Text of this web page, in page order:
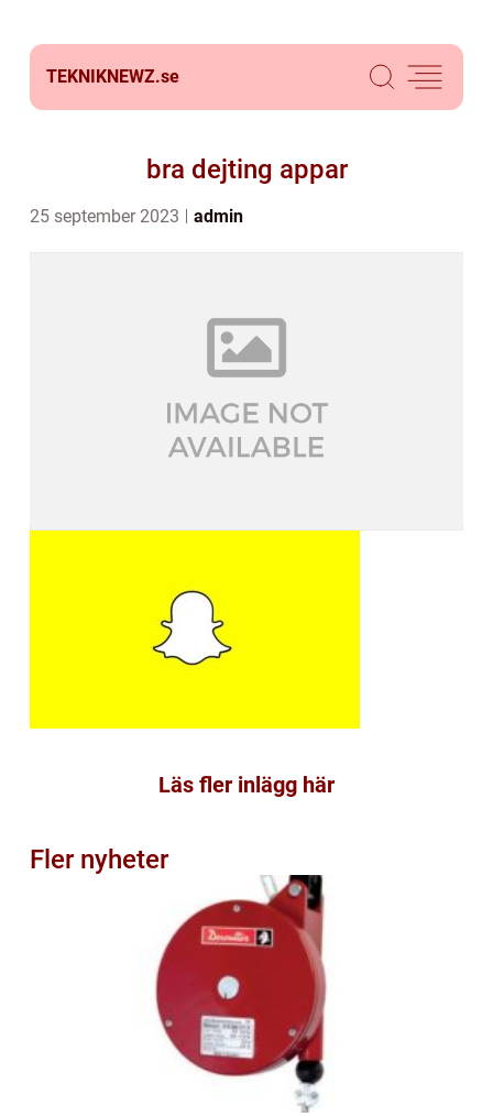
TEKNIKNEWZ.se
bra dejting appar
25 september 2023 admin
Läs fler inlägg här
Fler nyheter